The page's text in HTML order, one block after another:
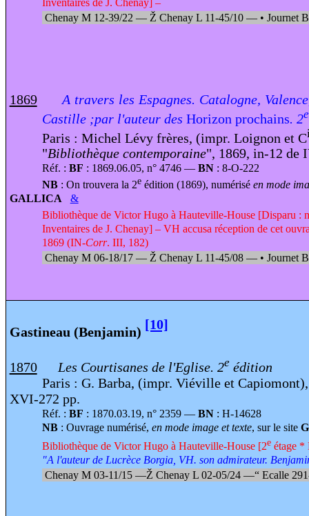
Chenay M 12-39/22 — Ž Chenay L 11-45/10 — • Journet
1869
A travers les Espagnes. Catalogne,
Castille ;par l'auteur des Horizon prochains. 2e
Paris : Michel Lévy frères, (impr. Loignon et C
"Bibliothèque contemporaine", 1869, in-12 de
Réf. : BF : 1869.06.05, n° 4746 — BN: 8-O-222
NB: On trouvera la 2eédition (1869), numérisé en mode
GALLICA
&
Bibliothèque de Victor Hugo à Hauteville-House [Disparu :
Inventaires de J. Chenay] – VH accusa réception de cet
1869 (IN-Corr. III, 182)
Chenay M 06-18/17 — Ž Chenay L 11-45/08 — • Journet
Gastineau (Benjamin) [10]
1870 Les Courtisanes de l'Eglise. 2eédition
Paris : G. Barba, (impr. Viéville et
XVI-272 pp.
Réf. : BF : 1870.03.19, n° 2359 — BN: H-14628
NB: Ouvrage numérisé, en mode image et texte, sur le site
Bibliothèque de Victor Hugo à Hauteville-House [2eétage *
"A l'auteur de Lucrèce Borgia, VH. son admirateur.
Chenay M 03-11/15 —Ž Chenay L 02-05/24 —“Ecalle